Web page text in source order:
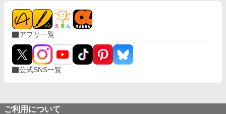
アプリ一覧
公式SNS一覧
ご利用について